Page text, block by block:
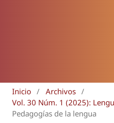
Inicio / Archivos /
Vol. 30 Núm. 1 (2025):
Pedagogías de la lengua